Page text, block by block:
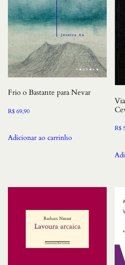
Frio o Bastante para Nevar
R$69,90
Adicionar ao carrinho
R$